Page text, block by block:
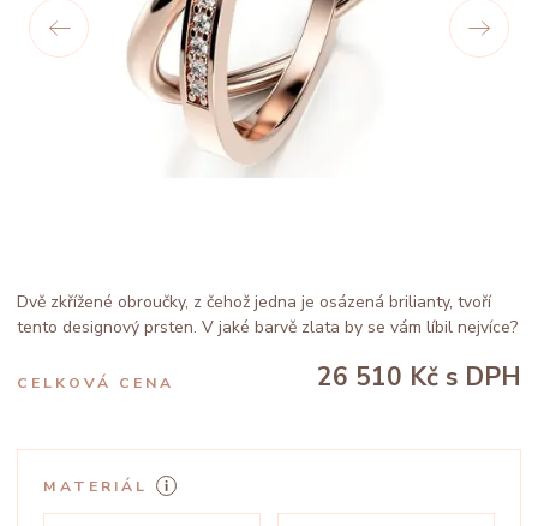
Dvě zkřížené obroučky, z čehož jedna je osázená brilianty, tvoří
tento designový prsten. V jaké barvě zlata by se vám líbil nejvíce?
CELKOVÁ CENA 26 510 Kč s DPH
MATERIÁL